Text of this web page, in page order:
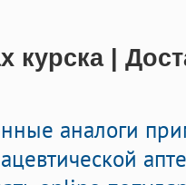
курска |
аналоги